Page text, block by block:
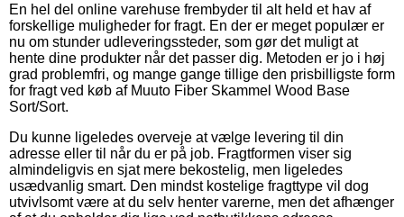
En hel del online varehuse frembyder til alt held et hav af
forskellige muligheder for fragt. En der er meget populær er
nu om stunder udleveringssteder, som gør det muligt at
hente dine produkter når det passer dig. Metoden er jo i høj
grad problemfri, og mange gange tillige den prisbilligste form
for fragt ved køb af Muuto Fiber Skammel Wood Base
Sort/Sort.
Du kunne ligeledes overveje at vælge levering til din
adresse eller til når du er på job. Fragtformen viser sig
almindeligvis en sjat mere bekostelig, men ligeledes
usædvanlig smart. Den mindst kostelige fragttype vil dog
utvivlsomt være at du selv henter varerne, men det afhænger